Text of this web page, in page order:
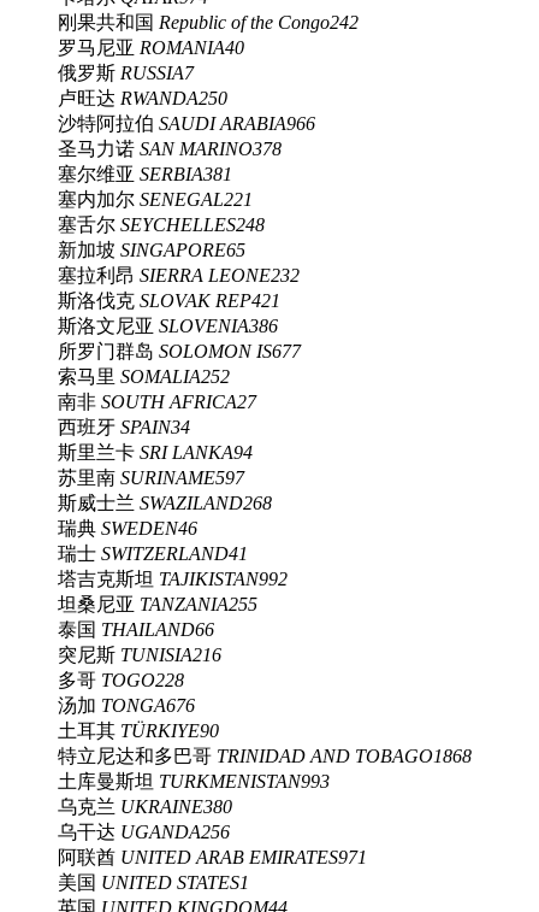
刚果共和国 Republic of the Congo242
罗马尼亚 ROMANIA40
俄罗斯 RUSSIA7
卢旺达 RWANDA250
沙特阿拉伯 SAUDI ARABIA966
圣马力诺 SAN MARINO378
塞尔维亚 SERBIA381
塞内加尔 SENEGAL221
塞舌尔 SEYCHELLES248
新加坡 SINGAPORE65
塞拉利昂 SIERRA LEONE232
斯洛伐克 SLOVAK REP421
斯洛文尼亚 SLOVENIA386
所罗门群岛 SOLOMON IS677
索马里 SOMALIA252
南非 SOUTH AFRICA27
西班牙 SPAIN34
斯里兰卡 SRI LANKA94
苏里南 SURINAME597
斯威士兰 SWAZILAND268
瑞典 SWEDEN46
瑞士 SWITZERLAND41
塔吉克斯坦 TAJIKISTAN992
坦桑尼亚 TANZANIA255
泰国 THAILAND66
突尼斯 TUNISIA216
多哥 TOGO228
汤加 TONGA676
土耳其 TÜRKIYE90
特立尼达和多巴哥 TRINIDAD AND TOBAGO1868
土库曼斯坦 TURKMENISTAN993
乌克兰 UKRAINE380
乌干达 UGANDA256
阿联酋 UNITED ARAB EMIRATES971
美国 UNITED STATES1